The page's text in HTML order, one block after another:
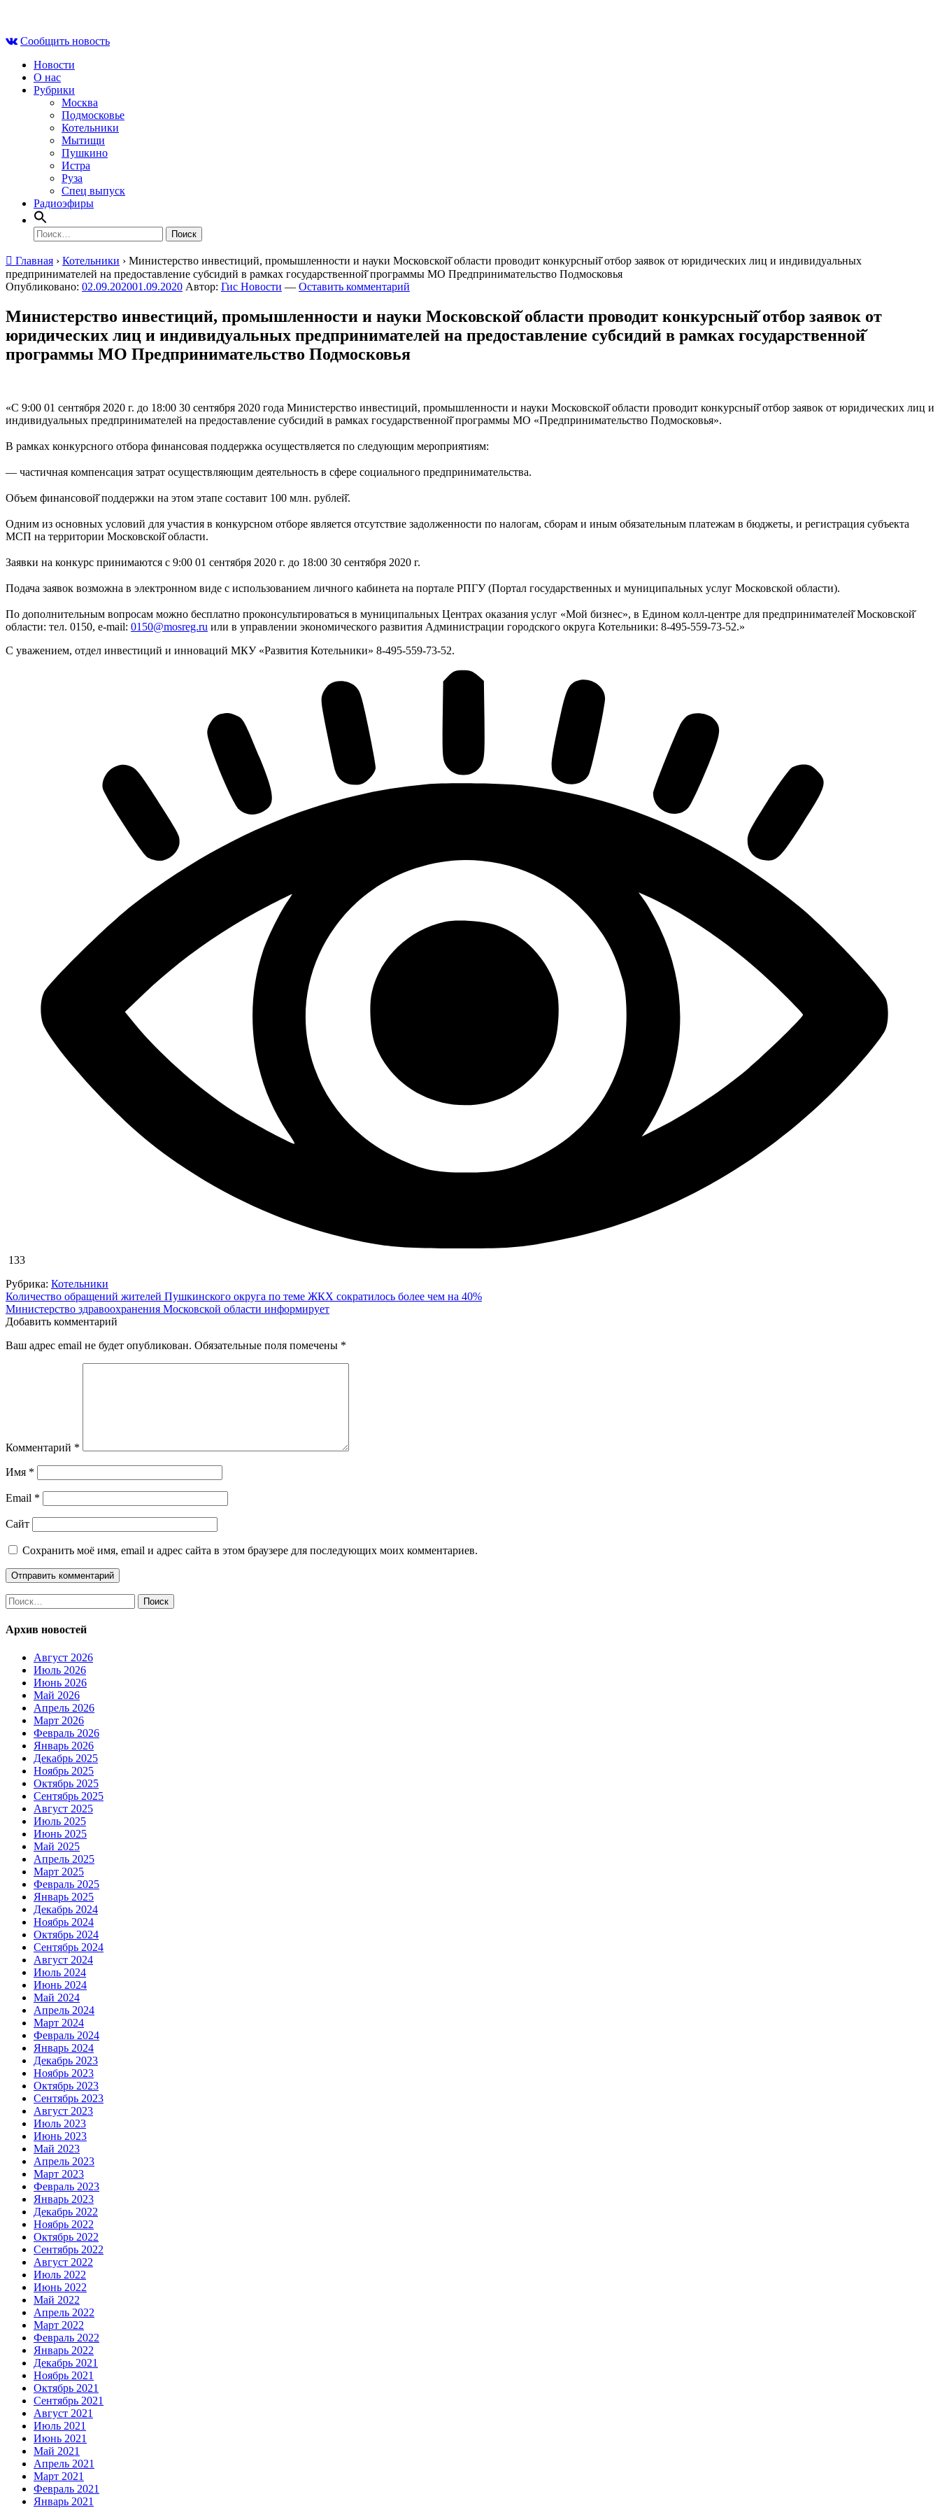
contentСообщить новость
Новости
О нас
Рубрики
Москва
Подмосковье
Котельники
Мытищи
Пушкино
Истра
Руза
Спец выпуск
Радиоэфиры
Найти:
Главная › Котельники › Министерство инвестиций, промышленности и науки Московской̆ области проводит конкурсный̆ отбор заявок от юридических лиц и индивидуальных
предпринимателей на предоставление субсидий в рамках государственной̆ программы МО Предпринимательство Подмосковья
Опубликовано: 02.09.202001.09.2020 Автор: Гис Новости — Оставить комментарий
Министерство инвестиций, промышленности и науки Московской̆ области проводит конкурсный̆ отбор заявок от
юридических лиц и индивидуальных предпринимателей на предоставление субсидий в рамках государственной̆
программы МО Предпринимательство Подмосковья
«С 9:00 01 сентября 2020 г. до 18:00 30 сентября 2020 года Министерство инвестиций, промышленности и науки Московской̆ области проводит конкурсный̆ отбор заявок от юридических лиц и
индивидуальных предпринимателей на предоставление субсидий в рамках государственной̆ программы МО «Предпринимательство Подмосковья».
В рамках конкурсного отбора финансовая поддержка осуществляется по следующим мероприятиям:
— частичная компенсация затрат осуществляющим деятельность в сфере социального предпринимательства.
Объем финансовой̆ поддержки на этом этапе составит 100 млн. рублей̆.
Одним из основных условий для участия в конкурсном отборе является отсутствие задолженности по налогам, сборам и иным обязательным платежам в бюджеты, и регистрация субъекта
МСП на территории Московской̆ области.
Заявки на конкурс принимаются с 9:00 01 сентября 2020 г. до 18:00 30 сентября 2020 г.
Подача заявок возможна в электронном виде с использованием личного кабинета на портале РПГУ (Портал государственных и муниципальных услуг Московской области).
По дополнительным вопросам можно бесплатно проконсультироваться в муниципальных Центрах оказания услуг «Мой бизнес», в Едином колл-центре для предпринимателей̆ Московской̆
области: тел. 0150, e-mail: 0150@mosreg.ru или в управлении экономического развития Администрации городского округа Котельники: 8-495-559-73-52.»
С уважением, отдел инвестиций и инноваций МКУ «Развития Котельники» 8-495-559-73-52.
133
Рубрика: Котельники
Навигация
по
Количество обращений жителей Пушкинского округа по теме ЖКХ сократилось более чем на 40%
Министерство здравоохранения Московской области информирует
Добавить комментарий
Ваш адрес email не будет опубликован. Обязательные поля помечены *
Комментарий *
Имя *
Email *
Сайт
Сохранить моё имя, email и адрес сайта в этом браузере для последующих моих комментариев.
Найти:
Архив новостей
Август 2026
Июль 2026
Июнь 2026
Май 2026
Апрель 2026
Март 2026
Февраль 2026
Январь 2026
Декабрь 2025
Ноябрь 2025
Октябрь 2025
Сентябрь 2025
Август 2025
Июль 2025
Июнь 2025
Май 2025
Апрель 2025
Март 2025
Февраль 2025
Январь 2025
Декабрь 2024
Ноябрь 2024
Октябрь 2024
Сентябрь 2024
Август 2024
Июль 2024
Июнь 2024
Май 2024
Апрель 2024
Март 2024
Февраль 2024
Январь 2024
Декабрь 2023
Ноябрь 2023
Октябрь 2023
Сентябрь 2023
Август 2023
Июль 2023
Июнь 2023
Май 2023
Апрель 2023
Март 2023
Февраль 2023
Январь 2023
Декабрь 2022
Ноябрь 2022
Октябрь 2022
Сентябрь 2022
Август 2022
Июль 2022
Июнь 2022
Май 2022
Апрель 2022
Март 2022
Февраль 2022
Январь 2022
Декабрь 2021
Ноябрь 2021
Октябрь 2021
Сентябрь 2021
Август 2021
Июль 2021
Июнь 2021
Май 2021
Апрель 2021
Март 2021
Февраль 2021
Январь 2021